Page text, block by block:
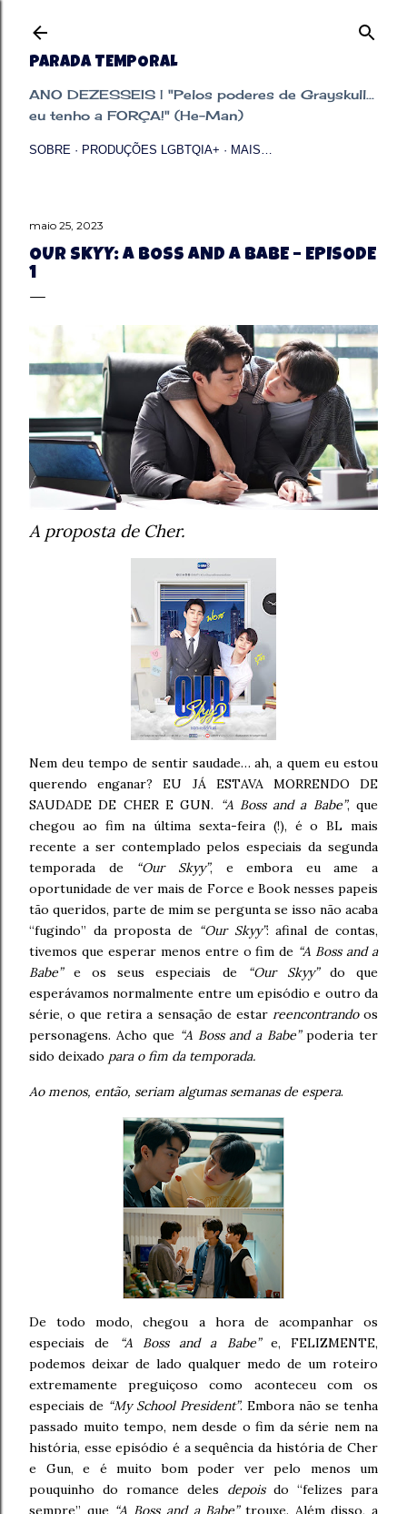
PARADA TEMPORAL
ANO DEZESSEIS | "Pelos poderes de Grayskull...
eu tenho a FORÇA!" (He-Man)
SOBRE PRODUÇÕES LGBTQIA+ MAIS…
maio 25, 2023
OUR SKYY: A BOSS AND A BABE – EPISODE
1
A proposta de Cher.
Nem deu tempo de sentir saudade… ah, a quem eu estou
querendo enganar? EU JÁ ESTAVA MORRENDO DE
SAUDADE DE CHER E GUN.
“A Boss and a Babe”, que
chegou ao fim na última sexta-feira (!), é o BL mais
recente a ser contemplado pelos especiais da segunda
temporada de “Our Skyy”, e embora eu ame a
oportunidade de ver mais de Force e Book nesses papeis
tão queridos, parte de mim se pergunta se isso não acaba
“fugindo” da proposta de “Our Skyy”: afinal de contas,
tivemos que esperar menos entre o fim de “A Boss and a
Babe”e os seus especiais de “Our Skyy”do que
esperávamos normalmente entre um episódio e outro da
série, o que retira a sensação de estar reencontrandoos
personagens. Acho que “A Boss and a Babe”poderia ter
sido deixado para o fim da temporada.
Ao menos, então, seriam algumas semanas de espera.
De todo modo, chegou a hora de acompanhar os
especiais de
“A Boss and a Babe”e, FELIZMENTE,
podemos deixar de lado qualquer medo de um roteiro
extremamente preguiçoso como aconteceu com os
especiais de “My School President”. Embora não se tenha
passado muito tempo, nem desde o fim da série nem na
história, esse episódio é a sequência da história de Cher
e Gun, e é muito bom poder ver pelo menos um
pouquinho do romance deles depoisdo “felizes para
sempre” que “A Boss and a Babe”trouxe. Além disso, a